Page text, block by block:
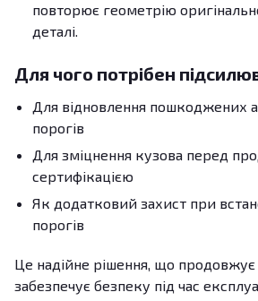
повторює геометрію
деталі.
Для чого потрібен
Для відновлення пошкоджених
порогів
Для зміцнення кузова перед
сертифікацією
Як додатковий захист при
порогів
Це надійне рішення, що продовжує
забезпечує безпеку під час